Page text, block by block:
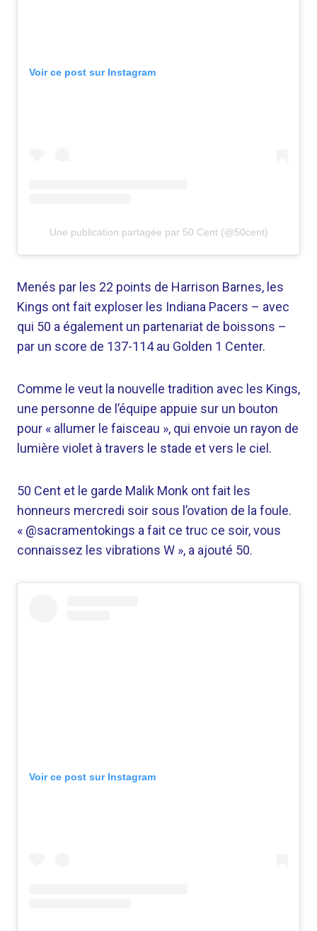
Voir ce post sur Instagram
Une publication partagée par 50 Cent (@50cent)
Menés par les 22 points de Harrison Barnes, les
Kings ont fait exploser les Indiana Pacers – avec
qui 50 a également un partenariat de boissons –
par un score de 137-114 au Golden 1 Center.
Comme le veut la nouvelle tradition avec les Kings,
une personne de l’équipe appuie sur un bouton
pour « allumer le faisceau », qui envoie un rayon de
lumière violet à travers le stade et vers le ciel.
50 Cent et le garde Malik Monk ont ​​​​fait les
honneurs mercredi soir sous l’ovation de la foule.
« @sacramentokings a fait ce truc ce soir, vous
connaissez les vibrations W », a ajouté 50.
Voir ce post sur Instagram